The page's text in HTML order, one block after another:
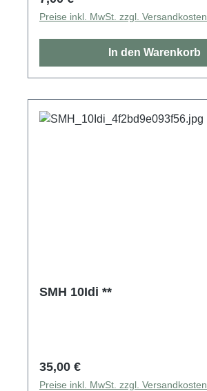
Preise inkl. MwSt. zzgl. Versandkosten
In den Warenkorb
SMH 10Idi **
Regulärer Preis:
35,00 €
Preise inkl. MwSt. zzgl. Versandkosten